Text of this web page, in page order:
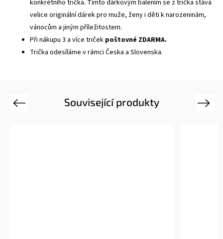
konkrétního trička. Tímto dárkovým balením se z trička stává
velice originální dárek pro muže, ženy i děti k narozeninám,
vánocům a jiným příležitostem.
Při nákupu 3 a více triček poštovné ZDARMA.
Trička odesíláme v rámci Česka a Slovenska.
Související produkty
Previous Next